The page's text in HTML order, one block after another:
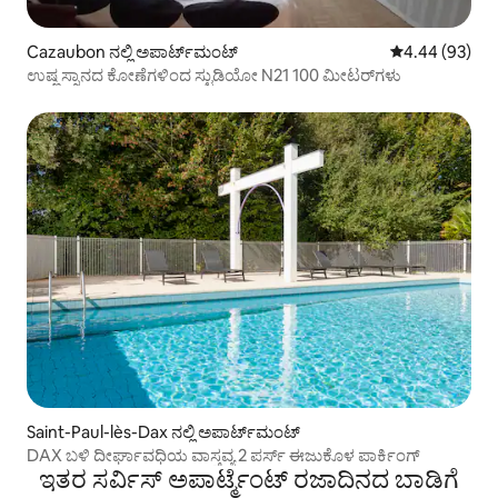
Cazaubon ನಲ್ಲಿ ಅಪಾರ್ಟ್‌ಮಂಟ್ 5 ರಲ್ಲಿ 4.44
4.44 (93)
ಉಷ್ಣ ಸ್ನಾನದ ಕೋಣೆಗಳಿಂದ ಸ್ಟುಡಿಯೋ N21 100 ಮೀಟರ್‌ಗಳು
Saint-Paul-lès-Dax ನಲ್ಲಿ ಅಪಾರ್ಟ್‌ಮಂಟ್
DAX ಬಳಿ ದೀರ್ಘಾವಧಿಯ ವಾಸ್ತವ್ಯ 2 ಪರ್ಸ್ ಈಜುಕೊಳ ಪಾರ್ಕಿಂಗ್
ಇತರ ಸರ್ವಿಸ್ ಅಪಾರ್ಟ್ಮೆಂಟ್ ರಜಾದಿನದ ಬಾಡಿಗೆ